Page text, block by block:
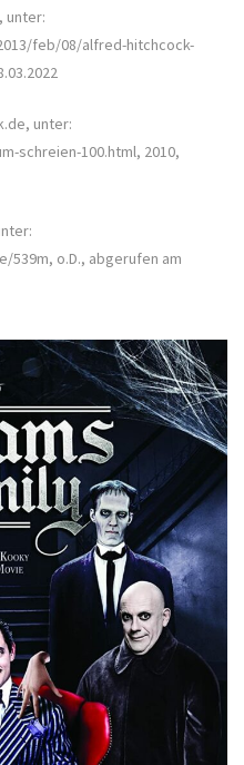
unter:
feb/08/alfred-hitchcock-
unter:
schreien-100.html, 2010,
o.D., abgerufen am